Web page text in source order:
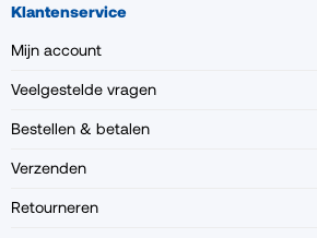
Klantenservice
Mijn account
Veelgestelde vragen
Bestellen & betalen
Verzenden
Retourneren